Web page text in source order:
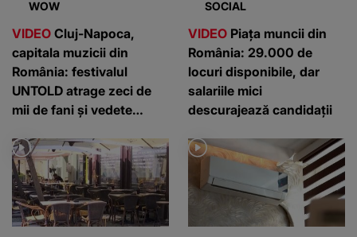
LIFE
economică golesc
terasele din Timișoara
îi determină pe români să
renunțe la aerul
condiționat în plină
caniculă